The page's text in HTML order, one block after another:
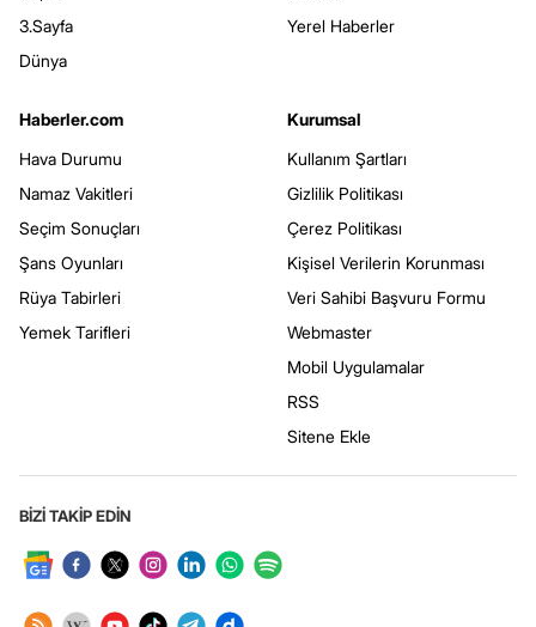
3.Sayfa
Dünya
Yerel Haberler
Haberler.com
Hava Durumu
Namaz Vakitleri
Seçim Sonuçları
Şans Oyunları
Rüya Tabirleri
Yemek Tarifleri
Kurumsal
Kullanım Şartları
Gizlilik Politikası
Çerez Politikası
Kişisel Verilerin Korunması
Veri Sahibi Başvuru Formu
Webmaster
Mobil Uygulamalar
RSS
Sitene Ekle
BİZİ TAKİP EDİN